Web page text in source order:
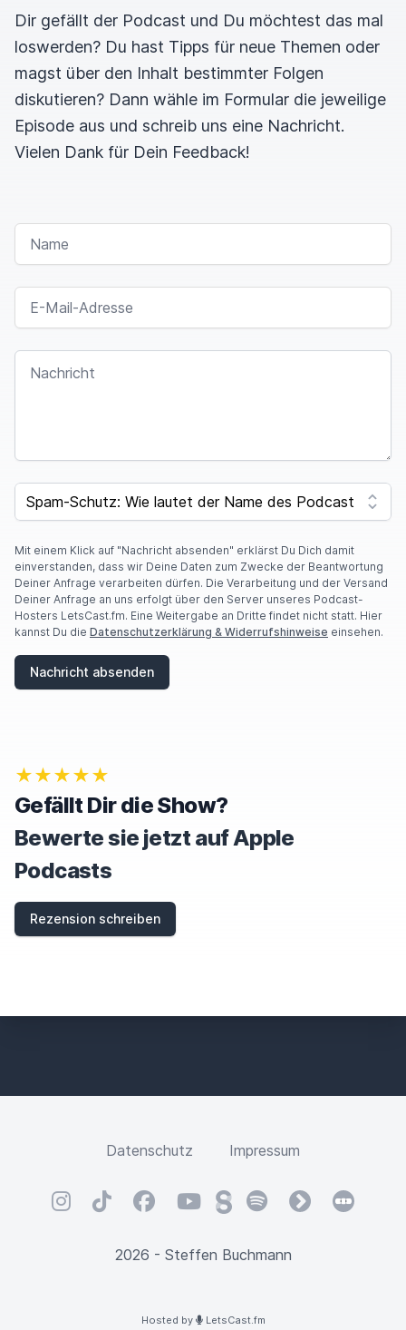
Dir gefällt der Podcast und Du möchtest das mal
loswerden? Du hast Tipps für neue Themen oder
magst über den Inhalt bestimmter Folgen
diskutieren? Dann wähle im Formular die jeweilige
Episode aus und schreib uns eine Nachricht.
Vielen Dank für Dein Feedback!
NAME
E-MAIL-ADRESSE
NACHRICHT
SPAM CAPTCHA
Mit einem Klick auf "Nachricht absenden" erklärst Du Dich damit
einverstanden, dass wir Deine Daten zum Zwecke der Beantwortung
Deiner Anfrage verarbeiten dürfen. Die Verarbeitung und der Versand
Deiner Anfrage an uns erfolgt über den Server unseres Podcast-
Hosters LetsCast.fm. Eine Weitergabe an Dritte findet nicht statt. Hier
kannst Du die Datenschutzerklärung & Widerrufshinweise einsehen.
Nachricht absenden
★★★★★
Gefällt Dir die Show?
Bewerte sie jetzt auf Apple
Podcasts
Rezension schreiben
Datenschutz Impressum
InstagramTikTokFacebookYouTubeSteadySpotifyfyyd
2026 - Steffen Buchmann
Hosted by LetsCast.fm